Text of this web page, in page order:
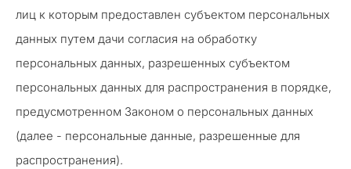
лиц к которым предоставлен субъектом персональных
данных путем дачи согласия на обработку
персональных данных, разрешенных субъектом
персональных данных для распространения в порядке,
предусмотренном Законом о персональных данных
(далее - персональные данные, разрешенные для
распространения).